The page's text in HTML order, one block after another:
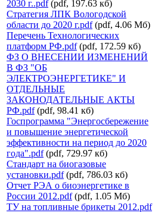
2030 г..pdf(pdf, 197.63 кб)
Стратегия ЛПК Вологодской
области до 2020 г.pdf(pdf, 4.06 Мб)
Перечень Технологических
платформ РФ.pdf(pdf, 172.59 кб)
ФЗ О ВНЕСЕНИИ ИЗМЕНЕНИЙ
В ФЗ "ОБ
ЭЛЕКТРОЭНЕРГЕТИКЕ" И
ОТДЕЛЬНЫЕ
ЗАКОНОДАТЕЛЬНЫЕ АКТЫ
РФ.pdf(pdf, 98.41 кб)
Госпрограмма "Энергосбережение
и повышение энергетической
эффективности на период до 2020
года".pdf(pdf, 729.97 кб)
Стандарт на биогазовые
установки.pdf(pdf, 786.03 кб)
Отчет РЭА о биоэнергетике в
России 2012.pdf(pdf, 1.05 Мб)
ТУ на топливные брикеты 2012.pdf